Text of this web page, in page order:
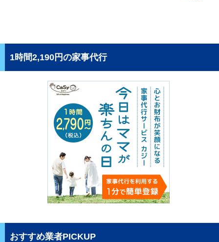
1時間2,190円の家事代行
おすすめ業者PICKUP